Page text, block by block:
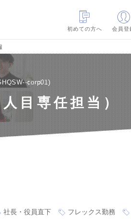
初めての方へ
会員登
corp01
目専任担当）
社長・役員直下
フレックス勤務